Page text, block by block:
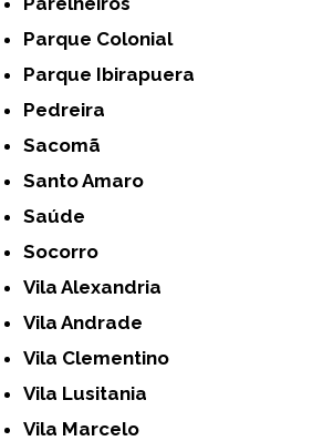
Parque Colonial
Parque Ibirapuera
Pedreira
Sacomã
Santo Amaro
Saúde
Socorro
Vila Alexandria
Vila Andrade
Vila Clementino
Vila Lusitania
Vila Marcelo